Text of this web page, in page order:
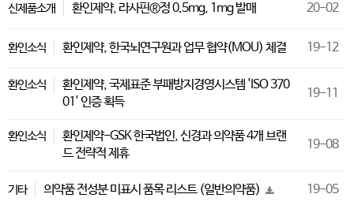
신제품소개 환인제약, 라사핀®정 0.5mg, 1mg 발매 20-02
환인소식 환인제약, 한국뇌연구원과 업무 협약(MOU) 체결 19-12
환인소식
환인제약, 국제표준 부패방지경영시스템 'ISO 370
01' 인증 획득
19-11
환인소식
환인제약-GSK 한국법인, 신경과 의약품 4개 브랜
드 전략적 제휴
19-08
기타 의약품 전성분 미표시 품목 리스트 (일반의약품) 19-05